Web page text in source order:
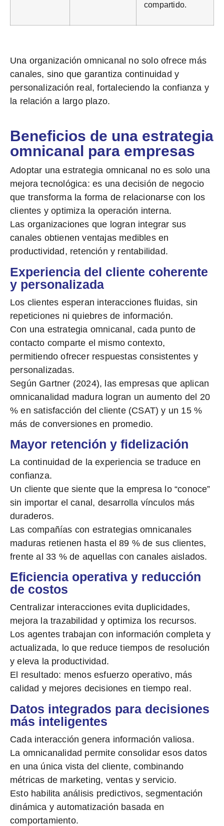
compartido.
Una organización omnicanal no solo ofrece más
canales, sino que garantiza continuidad y
personalización real, fortaleciendo la confianza y
la relación a largo plazo.
Beneficios de una estrategia
omnicanal para empresas
Adoptar una estrategia omnicanal no es solo una
mejora tecnológica: es unadecisión de negocio
que transforma la forma de relacionarse con los
clientes y optimiza la operación interna.
Las organizaciones que logran integrar sus
canales obtienen ventajas medibles en
productividad, retención y rentabilidad.
Experiencia del cliente coherente
y personalizada
Los clientes esperan interacciones fluidas, sin
repeticiones ni quiebres de información.
Con una estrategia omnicanal, cada punto de
contacto comparte el mismo contexto,
permitiendo ofrecer respuestas consistentes y
personalizadas.
Según Gartner (2024), las empresas que aplican
omnicanalidad madura logran unaumento del 20
% en satisfacción del cliente (CSAT) y un 15 %
más de conversionesen promedio.
Mayor retención y fidelización
La continuidad de la experiencia se traduce en
confianza.
Un cliente que siente que la empresa lo “conoce”
sin importar el canal, desarrolla vínculos más
duraderos.
Las compañías con estrategias omnicanales
maduras retienen hasta el 89 % de sus clientes,
frente al 33 % de aquellas con canales aislados.
Eficiencia operativa y reducción
de costos
Centralizar interacciones evita duplicidades,
mejora la trazabilidad y optimiza los recursos.
Los agentes trabajan con información completa y
actualizada, lo que reduce tiempos de resolución
y eleva la productividad.
El resultado: menos esfuerzo operativo, más
calidad y mejores decisiones en tiempo real.
Datos integrados para decisiones
más inteligentes
Cada interacción genera información valiosa.
La omnicanalidad permite consolidar esos datos
en una única vista del cliente, combinando
métricas de marketing, ventas y servicio.
Esto habilita análisis predictivos, segmentación
dinámica y automatización basada en
comportamiento.